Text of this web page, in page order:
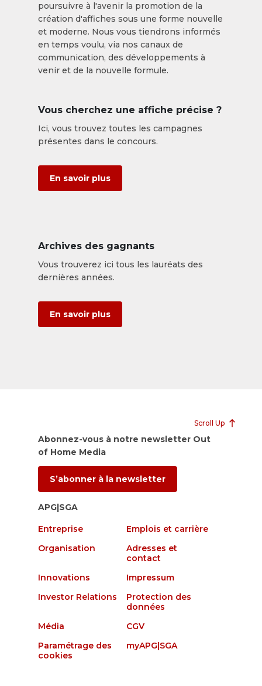
poursuivre à l'avenir la promotion de la
création d'affiches sous une forme nouvelle
et moderne. Nous vous tiendrons informés
en temps voulu, via nos canaux de
communication, des développements à
venir et de la nouvelle formule.
Vous cherchez une affiche précise ?
Ici, vous trouvez toutes les campagnes
présentes dans le concours.
En savoir plus
Archives des gagnants
Vous trouverez ici tous les lauréats des
dernières années.
En savoir plus
Scroll Up
Abonnez-vous à notre newsletter Out
of Home Media
S’abonner à la newsletter
APG|SGA
Entreprise
Emplois et carrière
Organisation
Adresses et
contact
Innovations
Impressum
Investor Relations
Protection des
données
Média
CGV
Paramétrage des
cookies
myAPG|SGA